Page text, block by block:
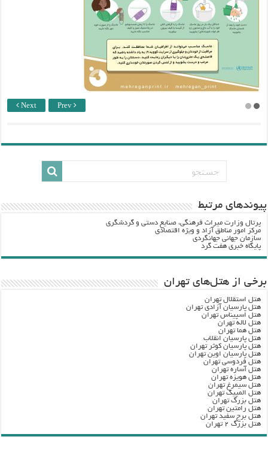
Next Prev
پيوندهاي مرتبط
پرتال وزارت ميراث فرهنگي، صنایع دستی و گردشگري
مرکز امور مناطق آزاد و ویژه اقتصادی
سازمان جهانی جهانگردی
پایگاه خبری هفت گرد
برخی از هتل‌های تهران
هتل استقلال تهران
هتل پارسیان آزادی تهران
هتل اسپیناس تهران
هتل لاله تهران
هتل هما تهران
هتل پارسیان انقلاب
هتل پارسیان کوثر تهران
هتل پارسیان اوین تهران
هتل فردوسی تهران
هتل آساره تهران
هتل هویزه تهران
هتل سیمرغ تهران
هتل المپیک تهران
هتل بزرگ تهران
هتل رامتین تهران
هتل برج سفید تهران
هتل بزرگ ۲ تهران